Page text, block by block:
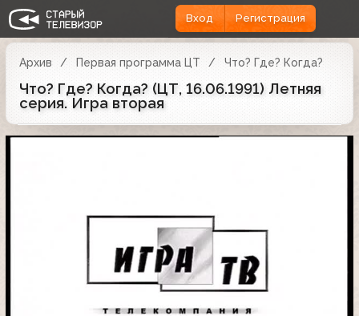
Вход Регистрация
Архив Первая программа ЦТ Что? Где? Когда?
Что? Где? Когда? (ЦТ, 16.06.1991) Летняя
серия. Игра вторая